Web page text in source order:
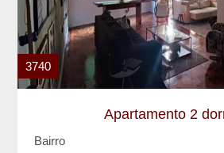
3740
Apartamento 2
Bairro